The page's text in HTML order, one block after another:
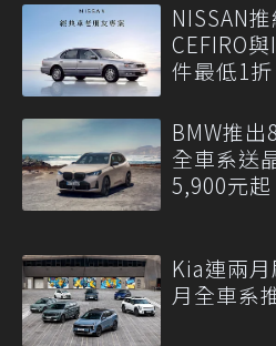
NISSAN
CEFIRO
件最低1折
BMW推
全車系送
5,900元起
Kia連兩
月全車系